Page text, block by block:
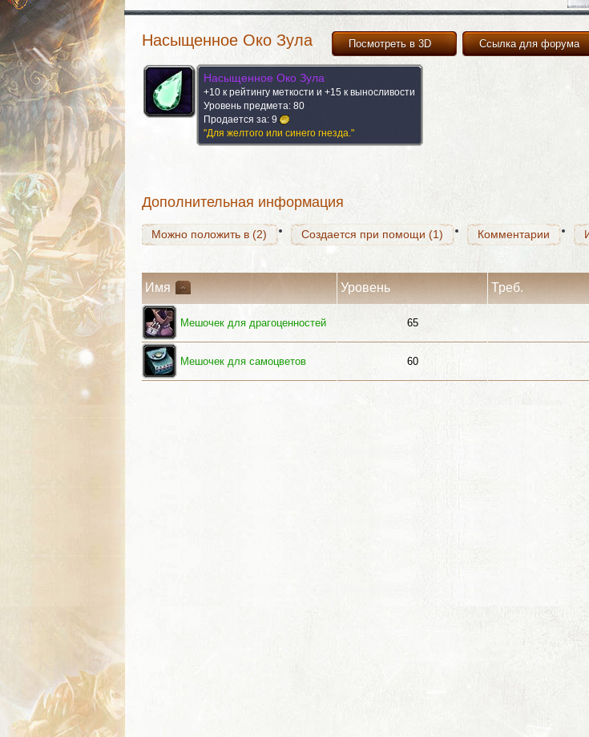
Ссылка для форума
Посмотреть в 3D
Насыщенное Око Зула
Насыщенное Око Зула
+10 к рейтингу меткости и +15 к выносливости
Уровень предмета: 80
Продается за: 9
"Для желтого или синего гнезда."
Дополнительная информация
Можно положить в (2) Создается при помощи (1)
Можно положить в (2) Создается при помощи (1) Комментарии
Имя Уровень Треб.
Мешочек для драгоценностей 65
Мешочек для самоцветов 60